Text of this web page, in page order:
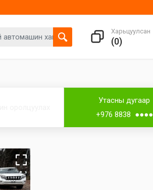
Харьцуулсан
(0)
Утасны дугаар
+976 8838 ●●●●